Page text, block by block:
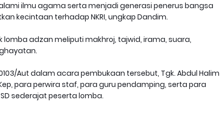
ilmu agama serta menjadi generasi penerus bangsa
kecintaan terhadap NKRI, ungkap Dandim.
adzan meliputi makhroj, tajwid, irama, suara,
Aut dalam acara pembukaan tersebut, Tgk. Abdul Halim
para perwira staf, para guru pendamping, serta para
SD sederajat peserta lomba.